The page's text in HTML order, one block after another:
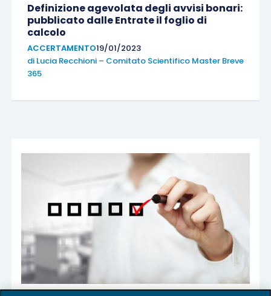
Definizione agevolata degli avvisi bonari:
pubblicato dalle Entrate il foglio di
calcolo
ACCERTAMENTO19/01/2023
di Lucia Recchioni – Comitato Scientifico Master Breve
365